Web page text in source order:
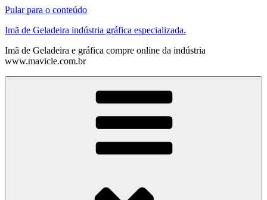
Pular para o conteúdo
Imã de Geladeira indústria gráfica especializada.
Imã de Geladeira e gráfica compre online da indústria
www.mavicle.com.br